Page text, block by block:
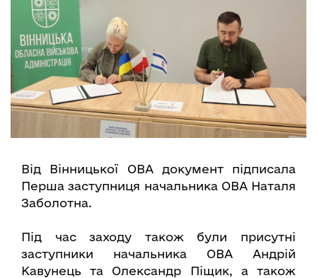
Від Вінницької ОВА документ підписала
Перша заступниця начальника ОВА Наталя
Заболотна.
Під час заходу також були присутні
заступники начальника ОВА Андрій
Кавунець та Олександр Піщик, а також